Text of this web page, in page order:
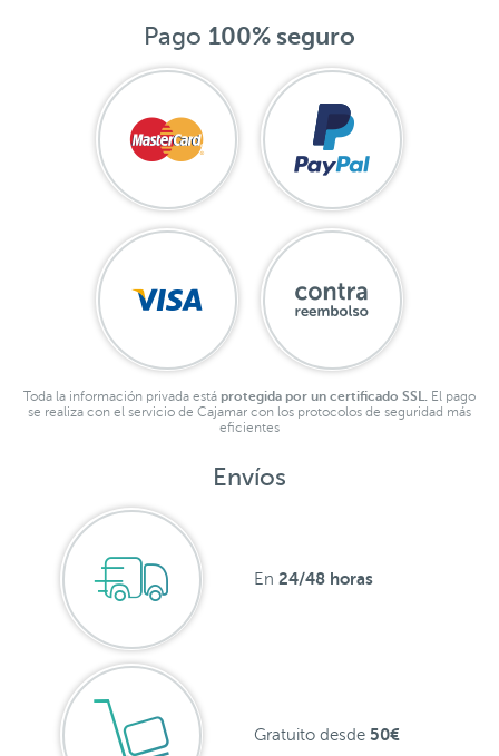
Pago 100% seguro
Toda la información privada está protegida por un certificado SSL.
El pago
se realiza con el servicio de Cajamar con los protocolos de seguridad más
eficientes
Envíos
En 24/48 horas
Gratuito desde 50€